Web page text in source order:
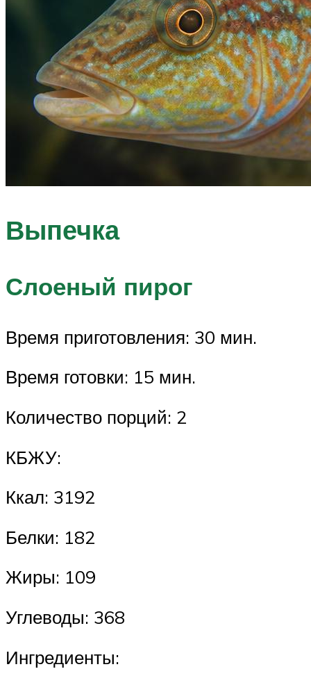
Выпечка
Слоеный пирог
Время приготовления: 30 мин.
Время готовки: 15 мин.
Количество порций: 2
КБЖУ:
Ккал: 3192
Белки: 182
Жиры: 109
Углеводы: 368
Ингредиенты: